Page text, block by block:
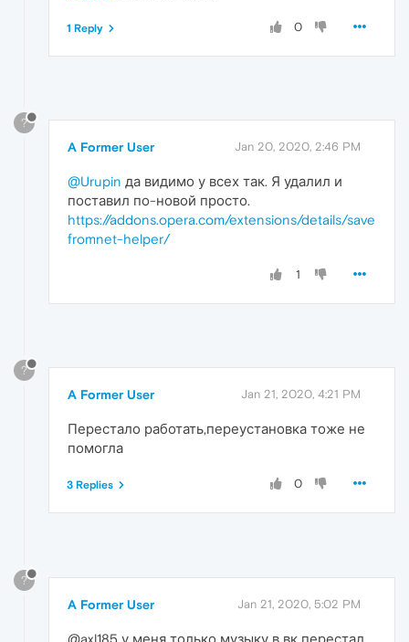
0
1 Reply
?
A Former User Jan 20, 2020, 2:46 PM
@Urupin да видимо у всех так. Я удалил и
поставил по-новой просто.
https://addons.opera.com/extensions/details/save
fromnet-helper/
1
?
A Former User Jan 21, 2020, 4:21 PM
Перестало работать,переустановка тоже не
помогла
0
3 Replies
?
A Former User Jan 21, 2020, 5:02 PM
@axl185 у меня только музыку в вк перестал